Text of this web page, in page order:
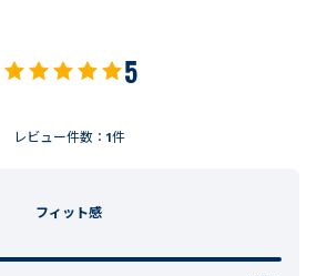
5
レビュー件数： 1件
フィット感